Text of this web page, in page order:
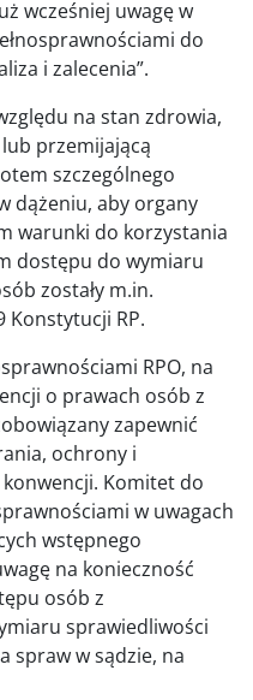
wcześniej uwagę w
do
i zalecenia”.
na stan zdrowia,
lub przemijającą
szczególnego
dążeniu, aby organy
warunki do korzystania
dostępu do wymiaru
zostały m.in.
Konstytucji RP.
RPO, na
o prawach osób z
zapewnić
ochrony i
Komitet do
w uwagach
wstępnego
na konieczność
osób z
sprawiedliwości
spraw w sądzie, na